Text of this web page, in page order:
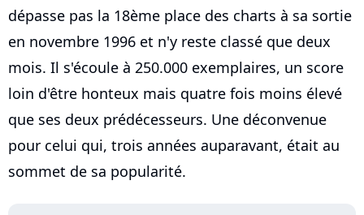
dépasse pas la 18ème place des charts à sa sortie
en novembre 1996 et n'y reste classé que deux
mois. Il s'écoule à 250.000 exemplaires, un score
loin d'être honteux mais quatre fois moins élevé
que ses deux prédécesseurs. Une déconvenue
pour celui qui, trois années auparavant, était au
sommet de sa popularité.